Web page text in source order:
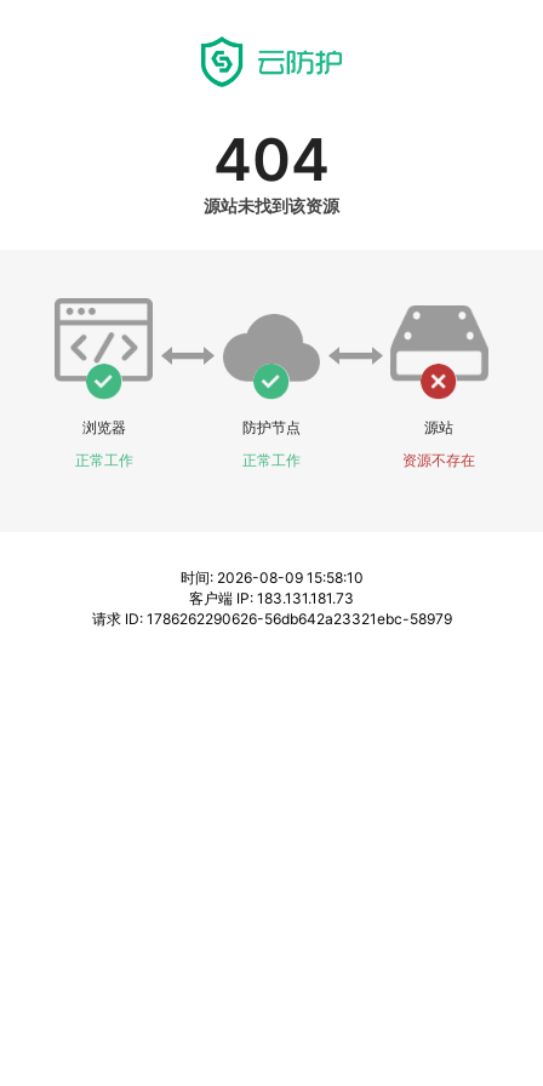
404
源站未找到该资源
浏览器
正常工作
防护节点
正常工作
源站
资源不存在
时间: 2026-08-09 15:58:10
客户端 IP: 183.131.181.73
请求 ID: 1786262290626-56db642a23321ebc-58979